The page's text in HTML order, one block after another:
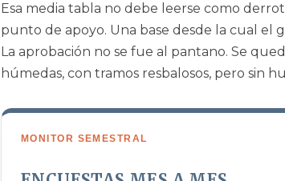
Esa media tabla no debe leerse como
punto de apoyo. Una base desde la cual
La aprobación no se fue al pantano. Se
húmedas, con tramos resbalosos, pero sin
MONITOR SEMESTRAL